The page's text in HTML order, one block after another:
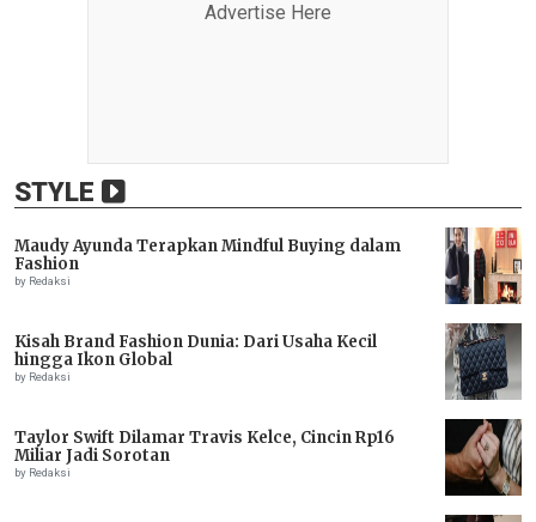
Advertise Here
STYLE
Maudy Ayunda Terapkan Mindful Buying dalam
Fashion
by Redaksi
Kisah Brand Fashion Dunia: Dari Usaha Kecil
hingga Ikon Global
by Redaksi
Taylor Swift Dilamar Travis Kelce, Cincin Rp16
Miliar Jadi Sorotan
by Redaksi